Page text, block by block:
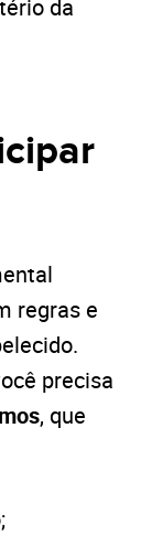
da
regras e
precisa
, que